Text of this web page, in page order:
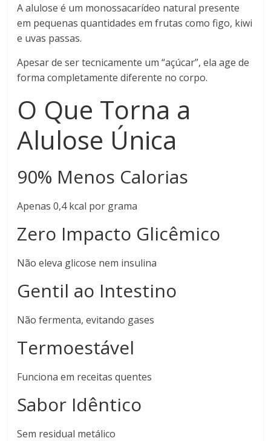
A alulose é um monossacarídeo natural presente
em pequenas quantidades em frutas como figo, kiwi
e uvas passas.
Apesar de ser tecnicamente um “açúcar”, ela age de
forma completamente diferente no corpo.
O Que Torna a
Alulose Única
90% Menos Calorias
Apenas 0,4 kcal por grama
Zero Impacto Glicêmico
Não eleva glicose nem insulina
Gentil ao Intestino
Não fermenta, evitando gases
Termoestável
Funciona em receitas quentes
Sabor Idêntico
Sem residual metálico